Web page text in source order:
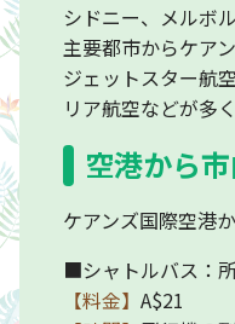
シドニー、メルボ
主要都市からケア
ジェットスター航
リア航空などが多
空港から
ケアンズ国際空港
■シャトルバス：
【料金】 A$21